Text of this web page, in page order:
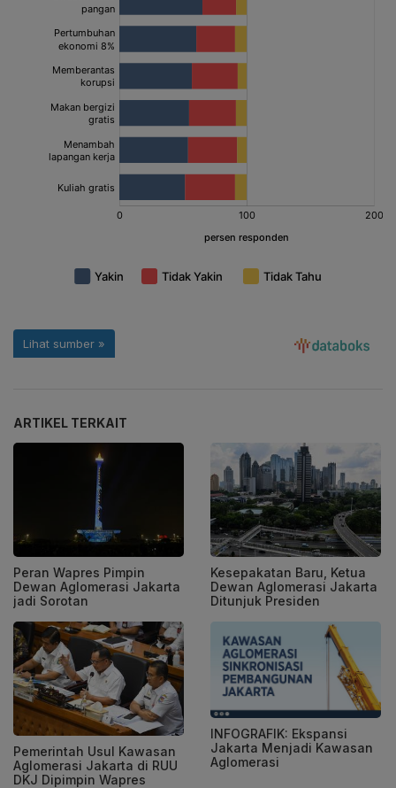
ARTIKEL TERKAIT
Peran Wapres Pimpin
Dewan Aglomerasi Jakarta
jadi Sorotan
Kesepakatan Baru, Ketua
Dewan Aglomerasi Jakarta
Ditunjuk Presiden
Pemerintah Usul Kawasan
Aglomerasi Jakarta di RUU
DKJ Dipimpin Wapres
INFOGRAFIK: Ekspansi
Jakarta Menjadi Kawasan
Aglomerasi